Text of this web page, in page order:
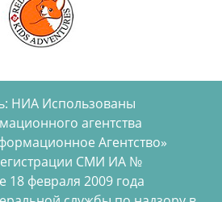
НИА Использованы
агентства
Агентство»
СМИ ИА №
18 февраля 2009 года